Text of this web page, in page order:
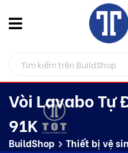
Vòi Lavabo Tự
91K
BuildShop Thiết bị vệ